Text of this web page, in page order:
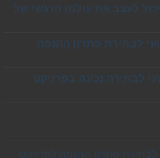
לעצב את עולמו הרגשי של
לבחירת פתרון ההנפה
לבחירה נכונה בפרויקט
פתרון ההנפה לפרויקט